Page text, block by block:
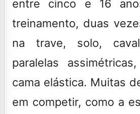
entre cinco e 16
treinamento, duas
na trave, solo,
paralelas
cama elástica. Muitas
em competir, como a